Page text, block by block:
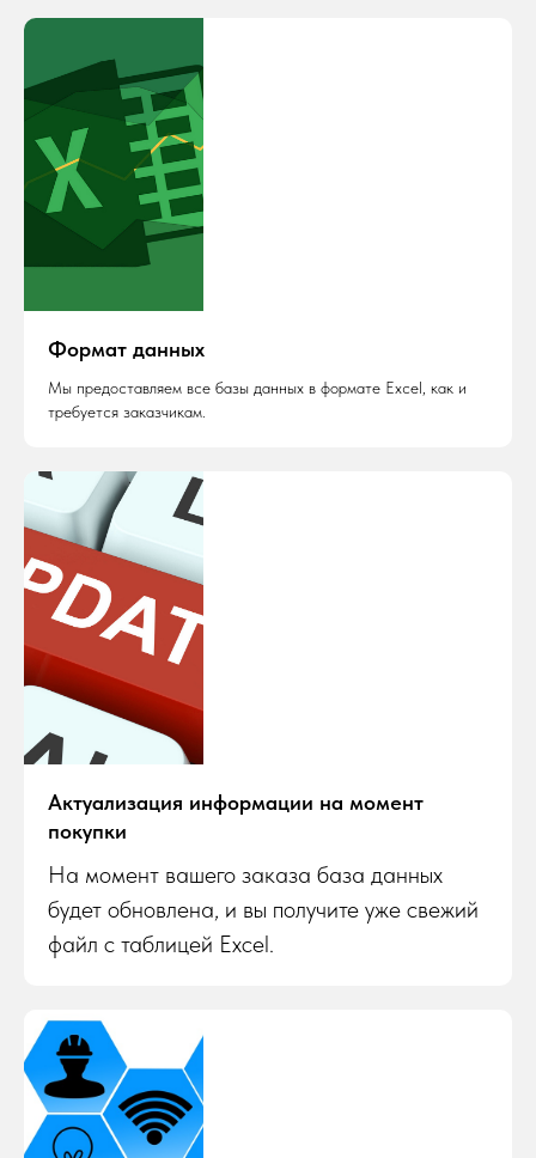
Формат данных
Мы предоставляем все базы данных в формате Excel, как и
требуется заказчикам.
Актуализация информации на момент
покупки
На момент вашего заказа база данных
будет обновлена, и вы получите уже свежий
файл с таблицей Excel.